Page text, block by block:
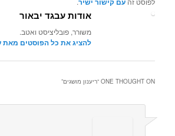
אודות עבגד יבאור
משורר, פובליציסט ואטב.
להציג את כל הפוסטים מאת
ONE THOUGHT ON “ ריענון מושגים”